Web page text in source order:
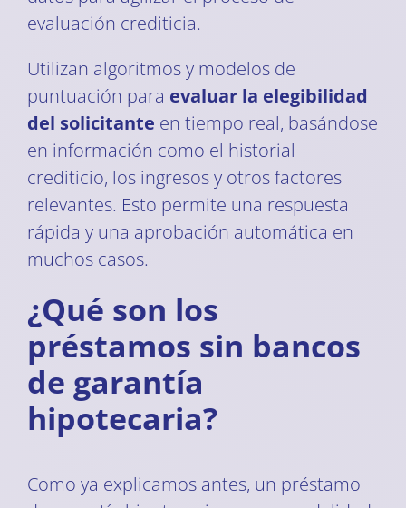
evaluación crediticia.
Utilizan algoritmos y modelos de
puntuación para evaluar la elegibilidad
del solicitante en tiempo real, basándose
en información como el historial
crediticio, los ingresos y otros factores
relevantes. Esto permite una respuesta
rápida y una aprobación automática en
muchos casos.
¿Qué son los
préstamos sin bancos
de garantía
hipotecaria?
Como ya explicamos antes, un préstamo